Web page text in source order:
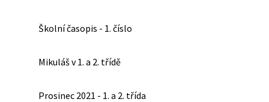
Školní časopis - 1. číslo
Mikuláš v 1. a 2. třídě
Prosinec 2021 - 1. a 2. třída